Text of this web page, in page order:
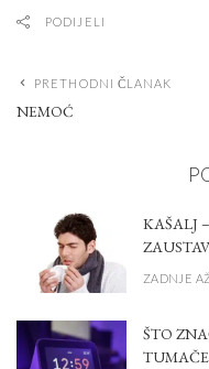
PODIJELI
PRETHODNI ČLANAK
NEMOĆ
KAŠALJ
ZADNJE
ŠTO